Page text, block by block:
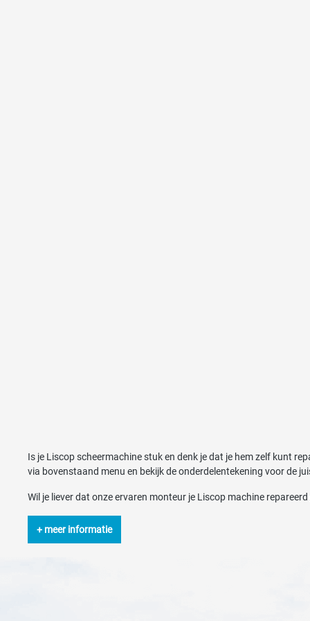
Is je Liscop scheermachine stuk en denk je dat je hem zelf kunt
via bovenstaand menu en bekijk de onderdelentekening voor de
Wil je liever dat onze ervaren monteur je Liscop machine
+ meer informatie